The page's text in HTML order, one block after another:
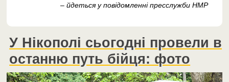
– йдеться у повідомленні пресслужби НМР
У Нікополі сьогодні провели в
останню путь бійця: фото